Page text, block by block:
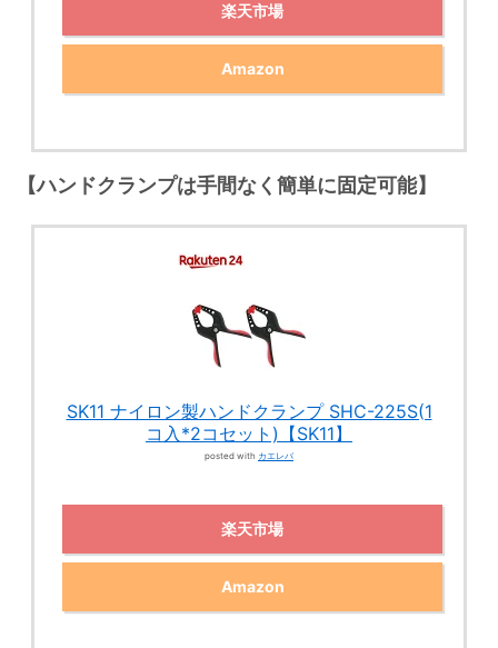
楽天市場
Amazon
【ハンドクランプは手間なく簡単に固定可能】
SK11 ナイロン製ハンドクランプ SHC-225S(1
コ入*2コセット)【SK11】
posted with カエレバ
楽天市場
Amazon